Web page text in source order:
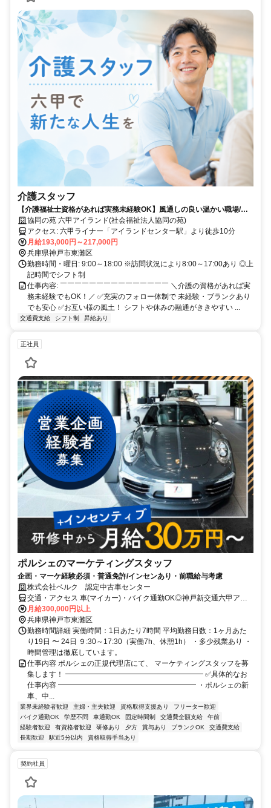
介護スタッフ
【介護福祉士資格があれば実務未経験OK】風通しの良い温かい職場/賞
与年2回(実績3.8ヶ月)/年1回の連続休暇制度あり
協同の苑 六甲アイランド(社会福祉法人協同の苑)
アクセス: 六甲ライナー「アイランドセンター駅」より徒歩10分
月給193,000円～217,000円
兵庫県神戸市東灘区
勤務時間・曜日: 9:00～18:00 ※訪問状況により8:00～17:00あり ◎上
記時間でシフト制
仕事内容: ￣￣￣￣￣￣￣￣￣￣￣￣￣￣￣ ＼介護の資格があれば実
務未経験でもOK！／ ✅充実のフォロー体制で 未経験・ブランクあり
でも安心 ✅お互い様の風土！ シフトや休みの融通がききやすい ...
交通費支給 シフト制 昇給あり
正社員
ポルシェのマーケティングスタッフ
企画・マーケ経験必須・普通免許/インセンあり・前職給与考慮
株式会社ベルク 認定中古車センター
交通・アクセス 車(マイカー)・バイク通勤OK◎神戸新交通六甲アイ
ランド線「アイランドセンター駅」スグ ！
月給300,000円以上
兵庫県神戸市東灘区
勤務時間詳細 実働時間：1日あたり7時間 平均勤務日数：1ヶ月あた
り19日 〜 24日 ９:30～17:30（実働7h、休憩1h） ・多少残業あり ・
時間管理は徹底しています。
仕事内容 ポルシェの正規代理店にて、 マーケティングスタッフを募
集します！ ━━━━━━━━━━━━━━━━━━━ ✅具体的なお
仕事内容 ━━━━━━━━━━━━━━━━━━━ ・ポルシェの新
車、中...
業界未経験者歓迎 主婦・主夫歓迎 資格取得支援あり
フリーター歓迎
バイク通勤OK
学歴不問 車通勤OK 固定時間制 交通費全額支給
午前
経験者歓迎
有資格者歓迎 研修あり 夕方 賞与あり ブランクOK
交通費支給
長期歓迎
駅近5分以内 資格取得手当あり
契約社員